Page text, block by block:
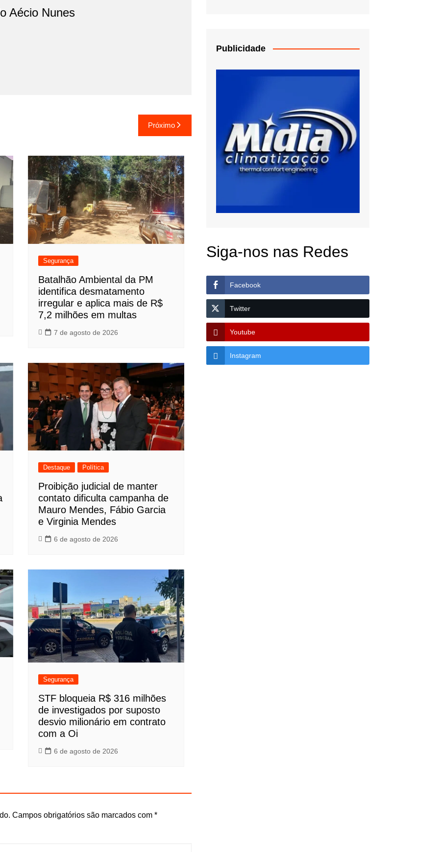
Aécio Nunes
Próximo
Segurança
Batalhão Ambiental da PM
identifica desmatamento
irregular e aplica mais de R$
7,2 milhões em multas
7 de agosto de 2026
Destaque Política
Proibição judicial de manter
contato dificulta campanha de
Mauro Mendes, Fábio Garcia
e Virginia Mendes
6 de agosto de 2026
Segurança
STF bloqueia R$ 316 milhões
de investigados por suposto
desvio milionário em contrato
com a Oi
6 de agosto de 2026
Campos obrigatórios são marcados com *
Publicidade
Siga-nos nas Redes
Facebook
Twitter
Youtube
Instagram